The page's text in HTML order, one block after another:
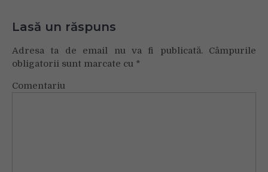
Lasă un răspuns
Adresa ta de email nu va fi publicată. Câmpurile
obligatorii sunt marcate cu *
Comentariu